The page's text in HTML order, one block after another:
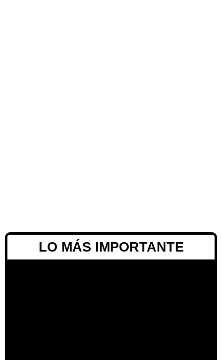
LO MÁS IMPORTANTE